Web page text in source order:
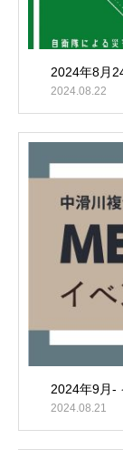
2024年8月
2024.08.22
2024年9月-
2024.08.21